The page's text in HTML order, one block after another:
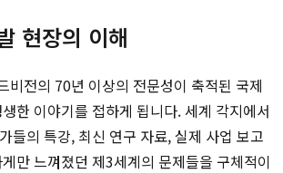
현장의 이해
비전의 70년 이상의 전문성이 축적된 국제
한 이야기를 접하게 됩니다. 세계 각지에서
들의 특강, 최신 연구 자료, 실제 사업 보고
만 느껴졌던 제3세계의 문제들을 구체적이